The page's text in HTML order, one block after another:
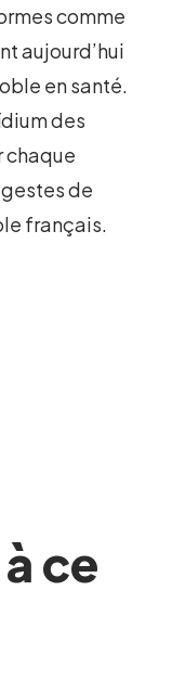
comme
aujourd’hui
en santé.
des
chaque
de
français.
ce